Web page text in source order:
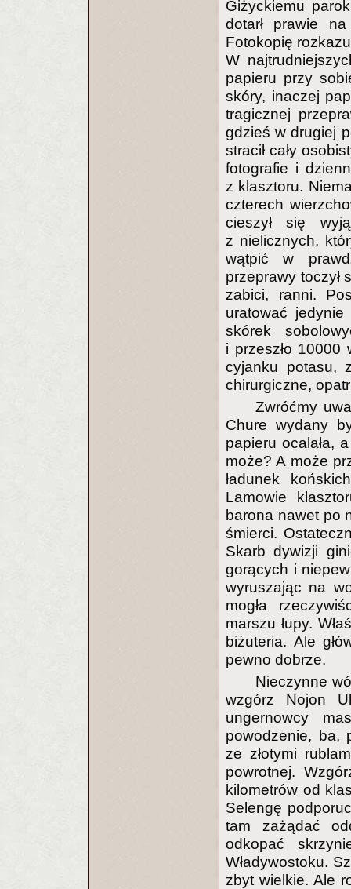
Giżyckiemu
dotarł prawie
Fotokopię
W
papieru przy
skóry, inaczej
tragicznej
gdzieś w drugiej
stracił cały
fotografie i
z klasztoru.
czterech
cieszył się
z nielicznych,
wątpić w
przeprawy toczył
zabici, ranni.
uratować
skórek
i przeszło
cyjanku potasu,
chirurgiczne,
Zwróćmy
Chure wydany
papieru ocalała,
może? A może
ładunek
Lamowie
barona nawet po
śmierci.
Skarb dywizji
gorących i
wyruszając na
mogła
marszu łupy.
biżuteria. Ale
pewno dobrze.
Nieczynne
wzgórz Nojon
ungernowcy
powodzenie, ba,
ze złotymi
powrotnej.
kilometrów od
Selengę
tam zażądać
odkopać
Władywostoku.
zbyt wielkie. Ale